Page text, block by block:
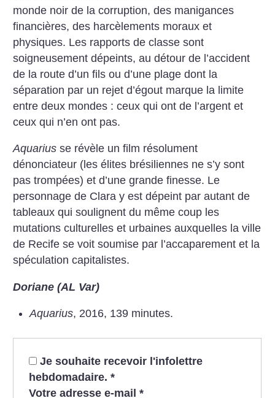
monde noir de la corruption, des manigances
financières, des harcèlements moraux et
physiques. Les rapports de classe sont
soigneusement dépeints, au détour de l’accident
de la route d’un fils ou d’une plage dont la
séparation par un rejet d’égout marque la limite
entre deux mondes : ceux qui ont de l’argent et
ceux qui n’en ont pas.
Aquarius se révèle un film résolument
dénonciateur (les élites brésiliennes ne s’y sont
pas trompées) et d’une grande finesse. Le
personnage de Clara y est dépeint par autant de
tableaux qui soulignent du même coup les
mutations culturelles et urbaines auxquelles la ville
de Recife se voit soumise par l’accaparement et la
spéculation capitalistes.
Doriane (AL Var)
Aquarius, 2016, 139 minutes.
Je souhaite recevoir l'infolettre
hebdomadaire. *
Votre adresse e-mail *